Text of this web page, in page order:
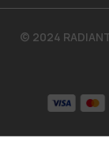
© 2024